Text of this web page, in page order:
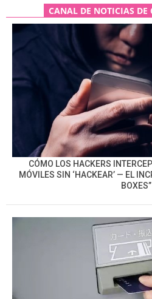
CANAL DE NOTICIAS DE
CÓMO LOS HACKERS
MÓVILES SIN ‘HACKEAR’ — EL
BOXES”